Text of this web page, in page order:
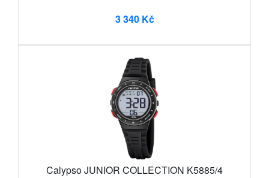
3 340 Kč
Calypso JUNIOR COLLECTION K5885/4